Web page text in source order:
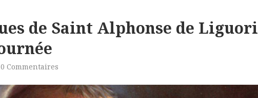
de Saint Alphonse de Liguori
0 Commentaires